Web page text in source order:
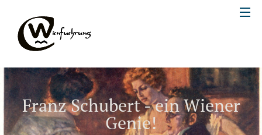
Franz Schubert - ein Wiener
Genie!